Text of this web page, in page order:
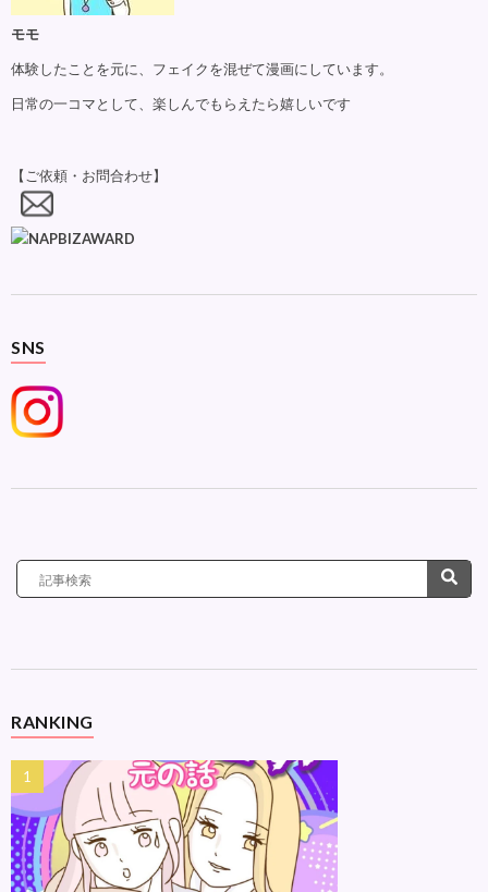
モモ
体験したことを元に、フェイクを混ぜて漫画にしています。
日常の一コマとして、楽しんでもらえたら嬉しいです
【ご依頼・お問合わせ】
SNS
RANKING